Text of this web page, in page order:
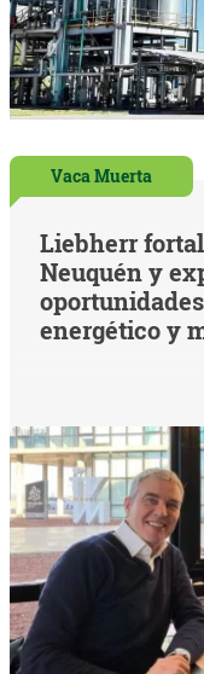
Vaca Muerta
Liebherr
Neuquén y
energético y